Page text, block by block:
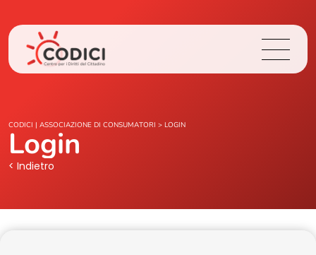
Chi Siamo
Cosa Facciamo
CODICI | ASSOCIAZIONE DI CONSUMATORI > LOGIN
Login
< Indietro